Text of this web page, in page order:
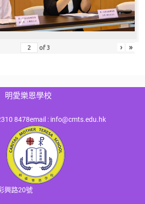
of3 › »
明愛樂恩學校
8478email : info@cmts.edu.hk
興路20號